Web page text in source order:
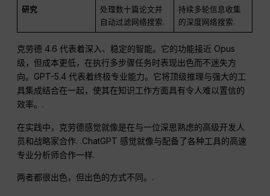
研究
处理数十篇论文并
自动过滤网络搜索.
持续多轮信息收集
的深度网络搜索.
克劳德 4.6 代表着深入、稳定的智能。它的功能接近 Opus
级，但成本更低，在执行多步骤任务时表现出色而不迷失方
向。GPT-5.4 代表着终极专业能力。它将顶级推理与强大的工
具集成结合在一起，使其在知识工作方面具有令人难以置信的
效率。.
在实践中，克劳德感觉就像是在与一位深思熟虑的高级开发人
员和战略家合作. .ChatGPT 感觉就像与配备了各种工具的高速
专业分析师合作一样.
两者都很出色，但出色的方式不同。.